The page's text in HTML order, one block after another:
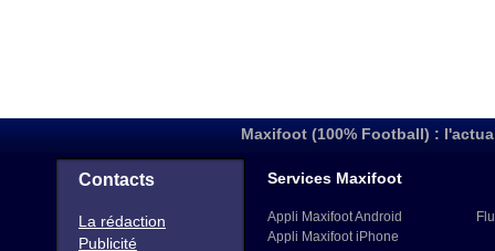
Maxifoot (100% Football) :
Contacts
La rédaction
Publicité
Services Maxifoot
Appli Maxifoot Android
Appli Maxifoot iPhone